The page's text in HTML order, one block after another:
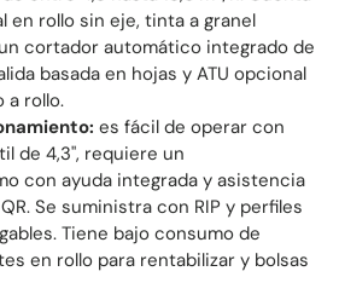
en rollo sin eje, tinta a granel
cortador automático integrado de
basada en hojas y ATU opcional
a rollo.
es fácil de operar con
de 4,3", requiere un
con ayuda integrada y asistencia
Se suministra con RIP y perfiles
Tiene bajo consumo de
en rollo para rentabilizar y bolsas